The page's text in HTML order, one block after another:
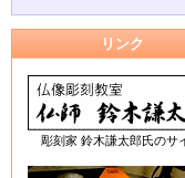
リンク
彫刻家 鈴木謙太郎氏のサ